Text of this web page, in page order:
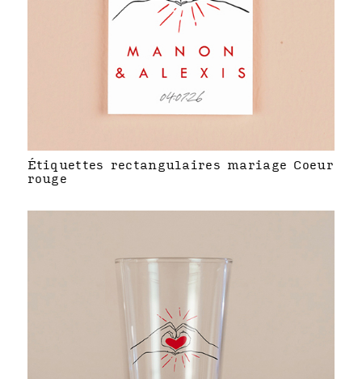
Étiquettes rectangulaires mariage Coeur
rouge